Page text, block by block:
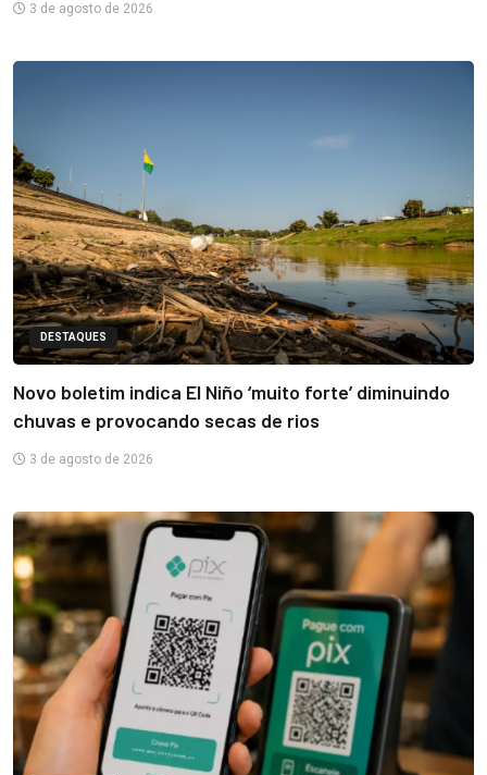
3 de agosto de 2026
DESTAQUES
Novo boletim indica El Niño ‘muito forte’ diminuindo
chuvas e provocando secas de rios
3 de agosto de 2026